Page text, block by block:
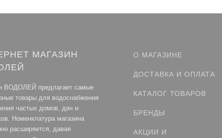
МАГАЗИН
ВОДОЛЕЙ предлагает самые
товары для водоснабжения
частых домов, дач и
Номенклатура магазина
расширяется, давая
О МАГАЗИНЕ
ДОСТАВКА И ОПЛАТА
КАТАЛОГ ТОВАРОВ
БРЕНДЫ
АКЦИИ И